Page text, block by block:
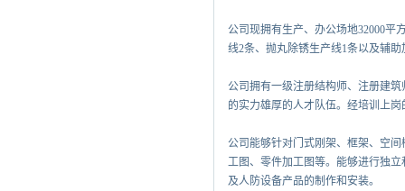
公司现拥有生产、办公场地32000平
线2条、抛丸除锈生产线1条以及辅
公司拥有一级注册结构师、注册建
的实力雄厚的人才队伍。经培训上
公司能够针对门式刚架、框架、空
工图、零件加工图等。能够进行独
及人防设备产品的制作和安装。